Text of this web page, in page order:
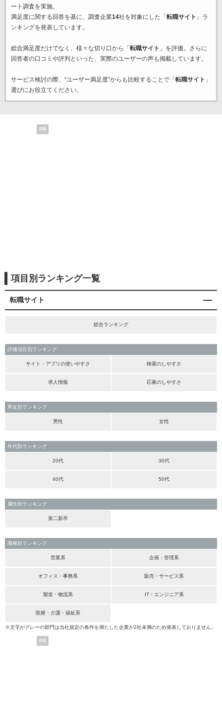
ート調査を実施。
満足度に関する回答を基に、調査企業14社を対象にした「 転職サイト 」ラ
ンキングを発表しています。
総合満足度だけでなく、様々な切り口から「 転職サイト 」を評価。さらに
回答者の口コミや評判といった、実際のユーザーの声も掲載しています。
サービス検討の際、“ユーザー満足度”からも比較することで「 転職サイト 」
選びにお役立てください。
PR
項目別ランキング一覧
転職サイト
総合ランキング
評価項目別ランキング
サイト・アプリの使いやすさ 検索のしやすさ
求人情報 応募のしやすさ
男女別ランキング
男性 女性
年代別ランキング
20代 30代
40代 50代
属性別ランキング
第二新卒
職種別ランキング
営業系 企画・管理系
オフィス・事務系 販売・サービス系
製造・物流系 IT・エンジニア系
医療・介護・福祉系
※文字がグレーの部門は当社規定の条件を満たした企業が2社未満のため発表しておりません。
PR